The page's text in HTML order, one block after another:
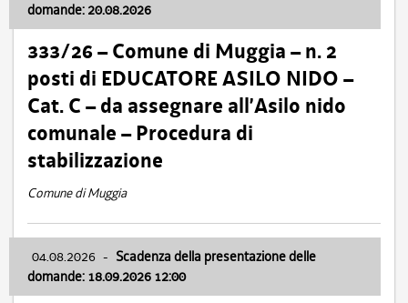
domande: 20.08.2026
333/26 – Comune di Muggia – n. 2
posti di EDUCATORE ASILO NIDO –
Cat. C – da assegnare all’Asilo nido
comunale – Procedura di
stabilizzazione
Comune di Muggia
04.08.2026 - Scadenza della presentazione delle
domande: 18.09.2026 12:00